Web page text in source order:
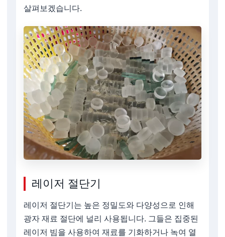
살펴보겠습니다.
레이저 절단기
레이저 절단기는 높은 정밀도와 다양성으로 인해
광자 재료 절단에 널리 사용됩니다. 그들은 집중된
레이저 빔을 사용하여 재료를 기화하거나 녹여 열